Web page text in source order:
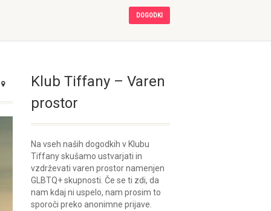
DOGODKI
Klub Tiffany – Varen
prostor
Na vseh naših dogodkih v Klubu
Tiffany skušamo ustvarjati in
vzdrževati varen prostor namenjen
GLBTQ+ skupnosti. Če se ti zdi, da
nam kdaj ni uspelo, nam prosim to
sporoči preko anonimne prijave.